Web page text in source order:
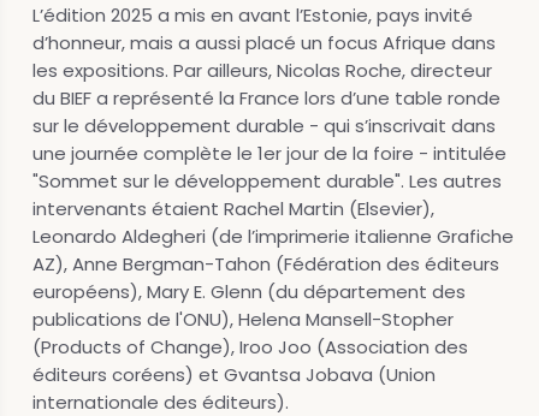
L’édition 2025 a mis en avant l’Estonie, pays invité
d’honneur, mais a aussi placé un focus Afrique dans
les expositions. Par ailleurs, Nicolas Roche, directeur
du BIEF a représenté la France lors d’une table ronde
sur le développement durable - qui s’inscrivait dans
une journée complète le 1er jour de la foire - intitulée
"Sommet sur le développement durable". Les autres
intervenants étaient Rachel Martin (Elsevier),
Leonardo Aldegheri (de l’imprimerie italienne Grafiche
AZ), Anne Bergman-Tahon (Fédération des éditeurs
européens), Mary E. Glenn (du département des
publications de l'ONU), Helena Mansell-Stopher
(Products of Change), Iroo Joo (Association des
éditeurs coréens) et Gvantsa Jobava (Union
internationale des éditeurs).